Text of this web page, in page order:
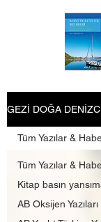
GEZİ DOĞA
Tüm Yazılar &
Kitap basın
AB Oksijen Yazıları
Tüm Yazılar &